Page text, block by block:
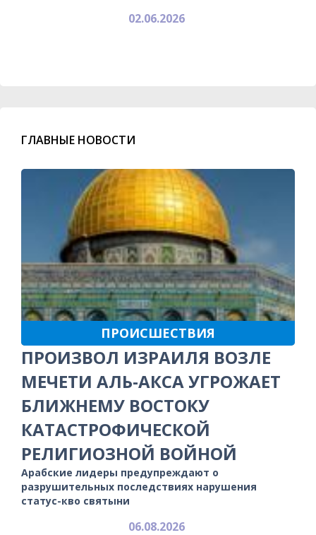
02.06.2026
ГЛАВНЫЕ НОВОСТИ
ПРОИСШЕСТВИЯ
ПРОИЗВОЛ ИЗРАИЛЯ ВОЗЛЕ
МЕЧЕТИ АЛЬ-АКСА УГРОЖАЕТ
БЛИЖНЕМУ ВОСТОКУ
КАТАСТРОФИЧЕСКОЙ
РЕЛИГИОЗНОЙ ВОЙНОЙ
Арабские лидеры предупреждают о
разрушительных последствиях нарушения
статус-кво святыни
06.08.2026